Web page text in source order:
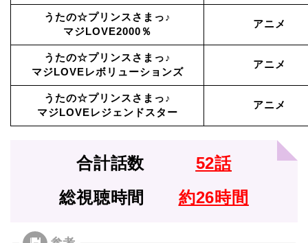
うたの☆プリンスさまっ♪
マジLOVE2000％
アニメ
うたの☆プリンスさまっ♪
マジLOVEレボリューションズ
アニメ
うたの☆プリンスさまっ♪
マジLOVEレジェンドスター
アニメ
合計話数 52話
総視聴時間 約26時間